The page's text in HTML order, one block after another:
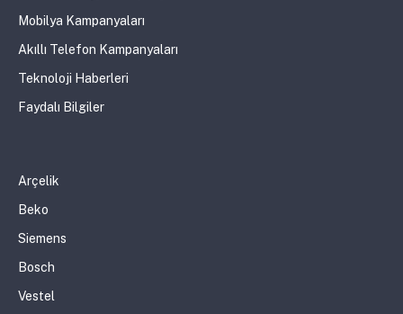
Mobilya Kampanyaları
Akıllı Telefon Kampanyaları
Teknoloji Haberleri
Faydalı Bilgiler
Arçelik
Beko
Siemens
Bosch
Vestel